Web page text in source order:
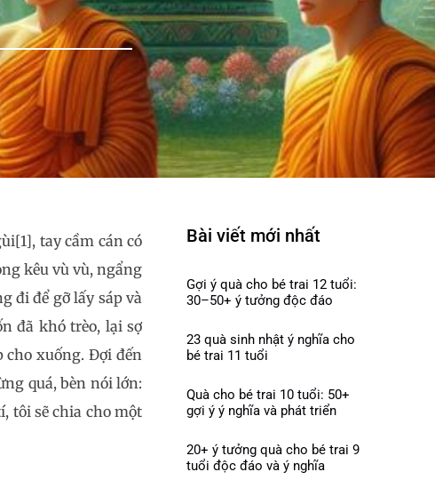
tay cầm cán có
kêu vù vù, ngẩng
đi để gỡ lấy sáp và
đã khó trèo, lại sợ
cho xuống. Đợi đến
quá, bèn nói lớn:
tôi sẽ chia cho một
Bài viết mới nhất
Gợi ý quà cho bé trai 12 tuổi:
30–50+ ý tưởng độc đáo
23 quà sinh nhật ý nghĩa cho
bé trai 11 tuổi
Quà cho bé trai 10 tuổi: 50+
gợi ý ý nghĩa và phát triển
20+ ý tưởng quà cho bé trai 9
tuổi độc đáo và ý nghĩa